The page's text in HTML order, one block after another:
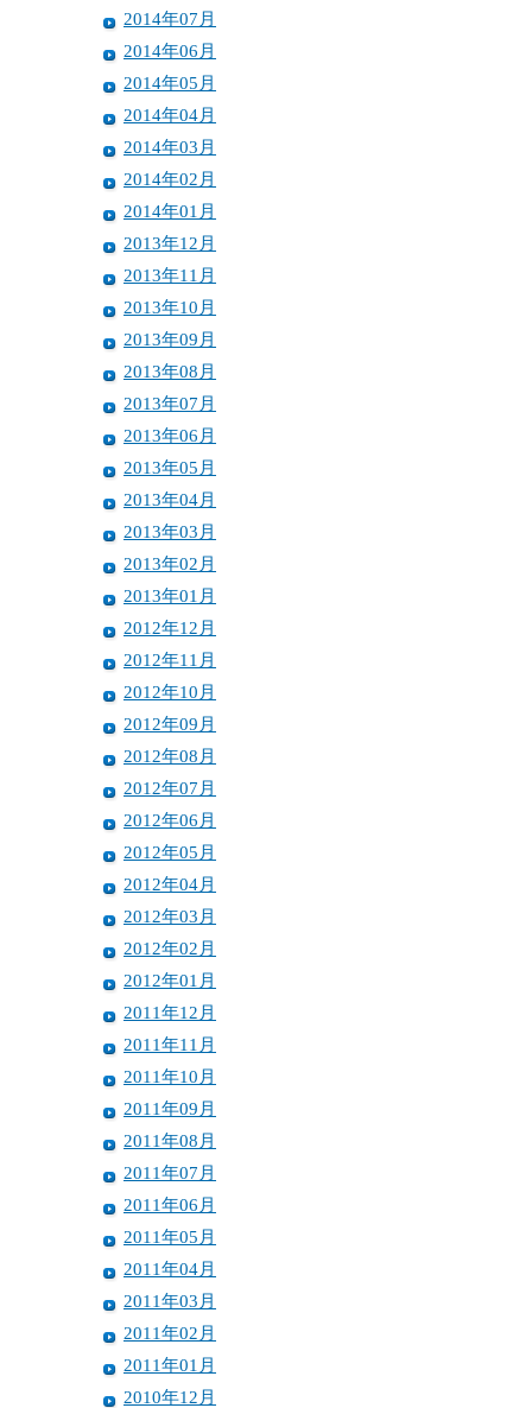
2014年07月
2014年06月
2014年05月
2014年04月
2014年03月
2014年02月
2014年01月
2013年12月
2013年11月
2013年10月
2013年09月
2013年08月
2013年07月
2013年06月
2013年05月
2013年04月
2013年03月
2013年02月
2013年01月
2012年12月
2012年11月
2012年10月
2012年09月
2012年08月
2012年07月
2012年06月
2012年05月
2012年04月
2012年03月
2012年02月
2012年01月
2011年12月
2011年11月
2011年10月
2011年09月
2011年08月
2011年07月
2011年06月
2011年05月
2011年04月
2011年03月
2011年02月
2011年01月
2010年12月